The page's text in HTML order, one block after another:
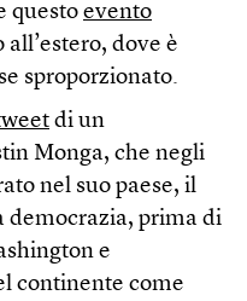
questo evento
all’estero, dove è
sproporzionato.
di un
Monga, che negli
nel suo paese, il
democrazia, prima di
e
continente come